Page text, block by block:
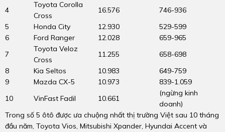
4
Toyota Corolla
Cross
16.576
746-936
5
Honda City 12.930
529-599
6
Ford Ranger 12.028
659-965
7
Toyota Veloz
Cross
11.255
658-698
8
Kia Seltos 10.983
649-759
9
Mazda CX-5 10.973
839-1.059
10
VinFast Fadil 10.661
(ngừng kinh
doanh)
Trong số 5 ôtô được ưa chuộng nhất thị trường Việt sau 10 tháng
đầu năm, Toyota Vios, Mitsubishi Xpander, Hyundai Accent và